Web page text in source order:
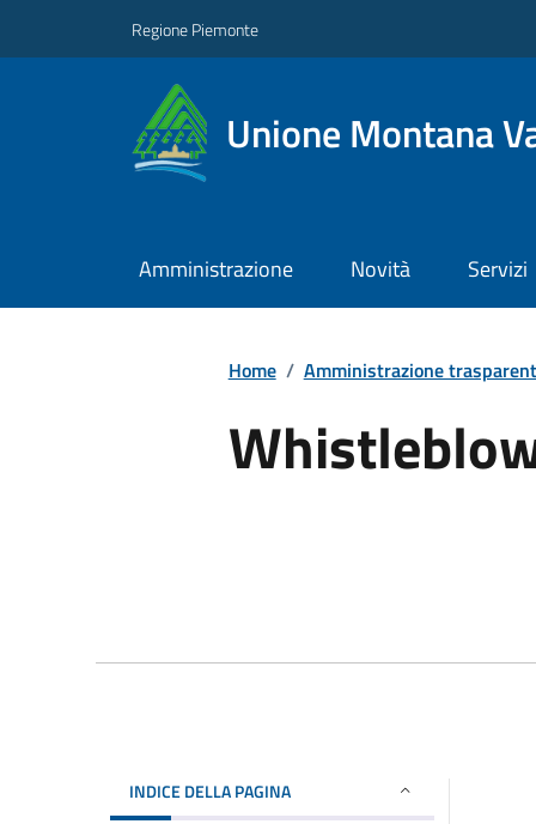
Regione Piemonte
Unione Montana
Amministrazione Novità Servizi
Home / Amministrazione
INDICE DELLA PAGINA